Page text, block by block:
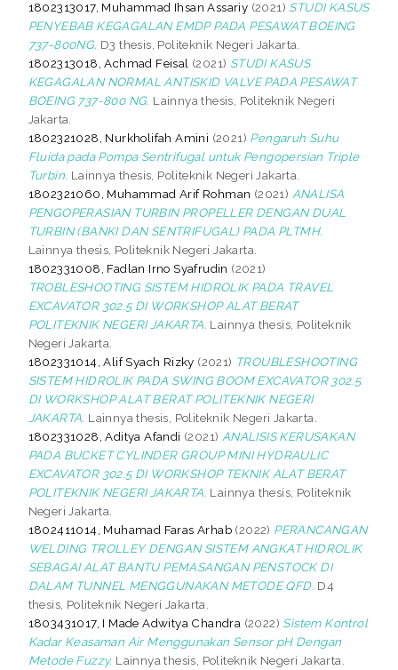
1802313017, Muhammad Ihsan Assariy (2021) STUDI KASUS
PENYEBAB KEGAGALAN EMDP PADA PESAWAT BOEING
737-800NG. D3 thesis, Politeknik Negeri Jakarta.
1802313018, Achmad Feisal (2021) STUDI KASUS
KEGAGALAN NORMAL ANTISKID VALVE PADA PESAWAT
BOEING 737-800 NG. Lainnya thesis, Politeknik Negeri
Jakarta.
1802321028, Nurkholifah Amini (2021) Pengaruh Suhu
Fluida pada Pompa Sentrifugal untuk Pengopersian Triple
Turbin. Lainnya thesis, Politeknik Negeri Jakarta.
1802321060, Muhammad Arif Rohman (2021) ANALISA
PENGOPERASIAN TURBIN PROPELLER DENGAN DUAL
TURBIN (BANKI DAN SENTRIFUGAL) PADA PLTMH.
Lainnya thesis, Politeknik Negeri Jakarta.
1802331008, Fadlan Irno Syafrudin (2021)
TROBLESHOOTING SISTEM HIDROLIK PADA TRAVEL
EXCAVATOR 302.5 DI WORKSHOP ALAT BERAT
POLITEKNIK NEGERI JAKARTA. Lainnya thesis, Politeknik
Negeri Jakarta.
1802331014, Alif Syach Rizky (2021) TROUBLESHOOTING
SISTEM HIDROLIK PADA SWING BOOM EXCAVATOR 302.5
DI WORKSHOP ALAT BERAT POLITEKNIK NEGERI
JAKARTA. Lainnya thesis, Politeknik Negeri Jakarta.
1802331028, Aditya Afandi (2021) ANALISIS KERUSAKAN
PADA BUCKET CYLINDER GROUP MINI HYDRAULIC
EXCAVATOR 302.5 DI WORKSHOP TEKNIK ALAT BERAT
POLITEKNIK NEGERI JAKARTA. Lainnya thesis, Politeknik
Negeri Jakarta.
1802411014, Muhamad Faras Arhab (2022) PERANCANGAN
WELDING TROLLEY DENGAN SISTEM ANGKAT HIDROLIK
SEBAGAI ALAT BANTU PEMASANGAN PENSTOCK DI
DALAM TUNNEL MENGGUNAKAN METODE QFD. D4
thesis, Politeknik Negeri Jakarta.
1803431017, I Made Adwitya Chandra (2022) Sistem Kontrol
Kadar Keasaman Air Menggunakan Sensor pH Dengan
Metode Fuzzy. Lainnya thesis, Politeknik Negeri Jakarta.